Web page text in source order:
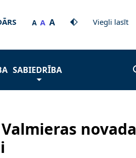
A A A Viegli lasīt
SABIEDRĪBA
novada